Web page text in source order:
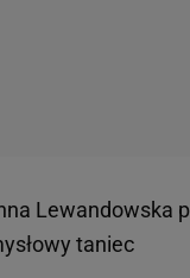
Lewandowska
taniec